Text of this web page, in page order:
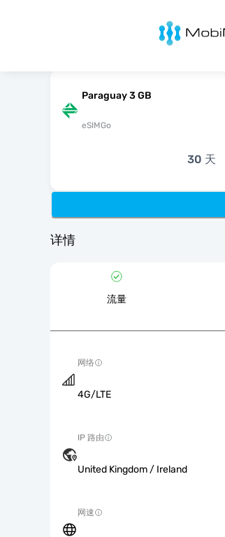
MobiMatter
Paraguay 3 GB
eSIMGo
30 天
详情
流量
网络
4G/LTE
IP 路由
United Kingdom / Ireland
网速